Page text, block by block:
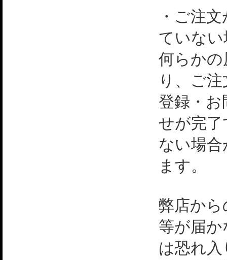
・ご注
ていない
何らか
り、ご
登録・
せが完
ない場
ます。
弊店か
等が届
は恐れ